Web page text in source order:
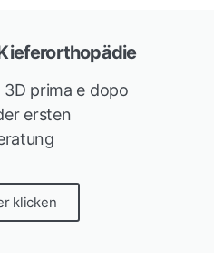
3D prima e dopo
ersten
klicken